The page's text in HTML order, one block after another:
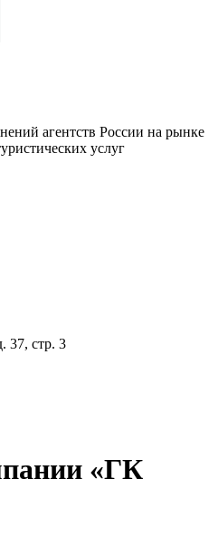
агентств России на рынке
услуг
37, стр. 3
«ГК